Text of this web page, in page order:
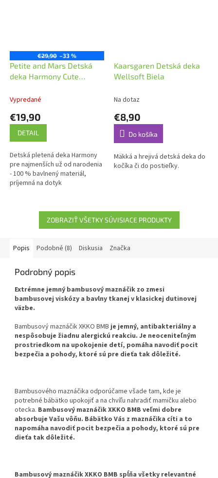
€29,90 –33 %
Petite and Mars Detská
deka Harmony Cute
Vypredané
€19,90
DETAIL
Detská pletená deka Harmony
pre najmenších už od narodenia
- 100 % bavlnený materiál,
príjemná na dotyk
Kaarsgaren Detská deka
Wellsoft Biela
Na dotaz
€8,90
Do košíka
Mäkká a hrejivá detská deka do
kočíka či do postieľky.
ZOBRAZIŤ VŠETKY SÚVISIACE PRODUKTY
Popis Podobné (8) Diskusia Značka
Podrobný popis
Extrémne jemný bambusový maznáčik zo zmesi
bambusovej viskózy a bavlny tkanej v klasickej dutinovej
väzbe.
Bambusový maznáčik XKKO BMB je jemný, antibakteriálny a
nespôsobuje žiadnu alergickú reakciu. Je neoceniteľným
prostriedkom na upokojenie detí, pomáha navodiť pocit
bezpečia a pohody, ktoré sú pre dieťa tak dôležité.
Bambusového maznáčika odporúčame všade tam, kde je
potrebné bábätko upokojiť a na chvíľu nahradiť mamičku alebo
otecka. Bambusový maznáčik XKKO BMB veľmi dobre
absorbuje Vašu vôňu. Bábätko Vás z maznáčika cíti a to
napomáha navodiť pocit bezpečia a pohody, ktoré sú pre
dieťa tak dôležité.
Bambusový maznáčik XKKO BMB spĺňa všetky relevantné